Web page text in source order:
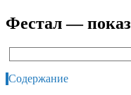
Фестал —
Содержание